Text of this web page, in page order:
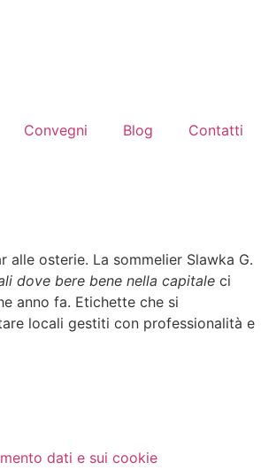
Convegni Blog Contatti
osterie. La sommelier Slawka G.
dove bere bene nella capitale ci
anno fa. Etichette che si
locali gestiti con professionalità e
dati e sui cookie